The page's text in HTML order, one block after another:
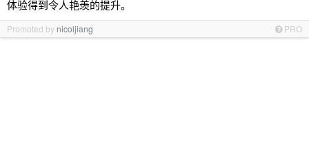
体验得到令人艳羡的提升。
Promoted by nicoljiang PRO